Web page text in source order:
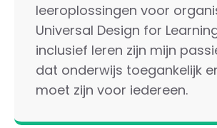
leeroplossingen voor
Universal Design for
inclusief leren zijn mijn
dat onderwijs toegankelijk
moet zijn voor iedereen.